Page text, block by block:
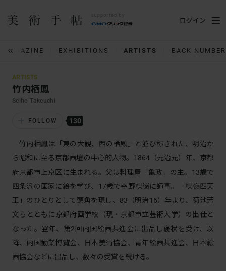
MAGAZINE EXHIBITIONS ARTISTS BACK NUMBER
ログイン
ARTISTS
竹内栖鳳
Seiho Takeuchi
FOLLOW 130
竹内栖鳳は「東の大観、西の栖鳳」と並び称された、明治か
ら昭和に至る京都画壇の中心的人物。1864（元治元）年、京都
府京都市上京区に生まれる。父は料理屋「亀政」の主。13歳で
四条派の画家に絵を学び、17歳で幸野楳嶺に師事。「楳嶺四天
王」のひとりとして頭角を現し、83（明治16）年より、菊池芳
文らとともに京都府画学校（現・京都市立芸術大学）の出仕と
なった。翌年、第2回内国絵画共進会に出品し褒状を受け、以
降、内国勧業博覧会、日本美術協会、青年絵画共進会、日本絵
画協会などに出品し、数々の受賞を続ける。